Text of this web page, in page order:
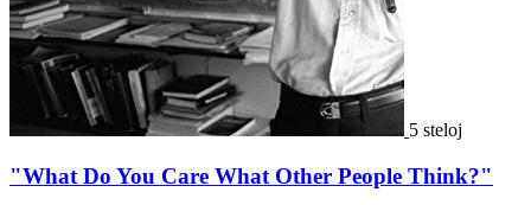
5 steloj
"What Do You Care What Other People Think?"